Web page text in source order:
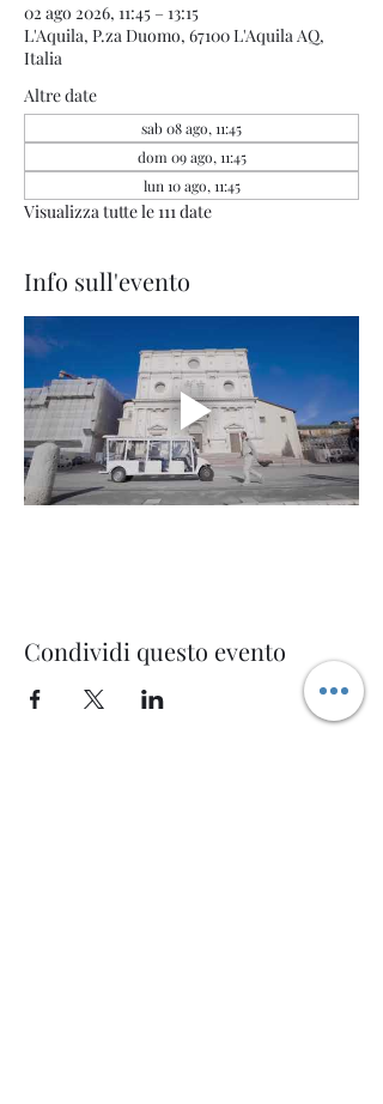
02 ago 2026, 11:45 – 13:15
L'Aquila, P.za Duomo, 67100 L'Aquila AQ,
Italia
Altre date
sab 08 ago, 11:45
dom 09 ago, 11:45
lun 10 ago, 11:45
Visualizza tutte le 111 date
Info sull'evento
Condividi questo evento